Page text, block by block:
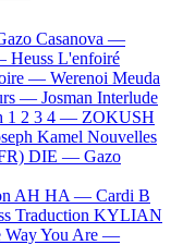
Casanova —
Heuss L'enfoiré
— Werenoi Meuda
— Josman Interlude
1 2 3 4 — ZOKUSH
Kamel Nouvelles
DIE — Gazo
AH HA — Cardi B
Traduction KYLIAN
Way You Are —